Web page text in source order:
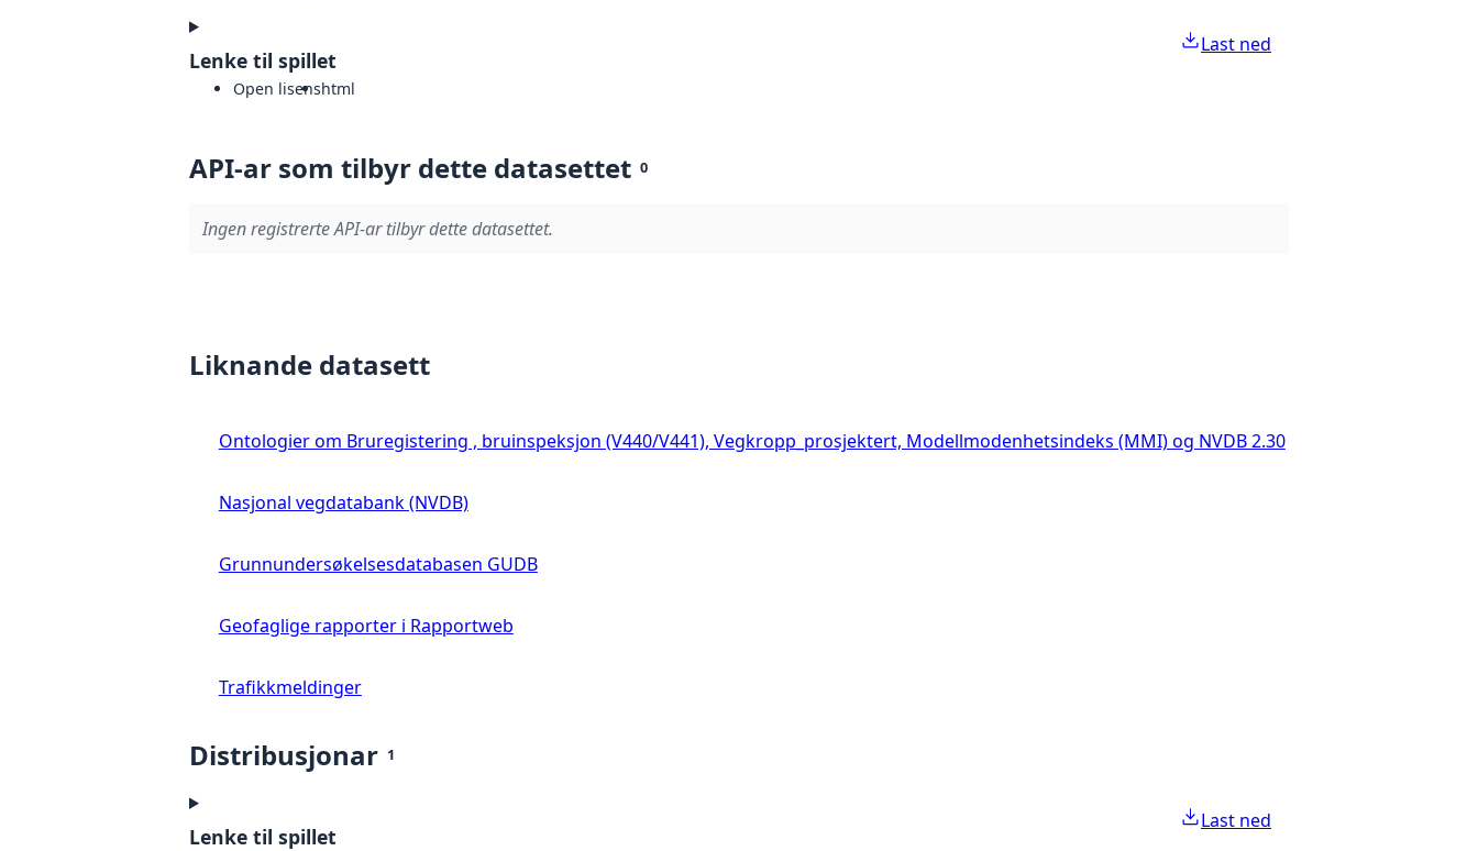
Lenke til spillet
Open lisenshtml
Last ned
API-ar som tilbyr dette datasettet 0
Ingen registrerte API-ar tilbyr dette datasettet.
Liknande datasett
Ontologier om Bruregistering , bruinspeksjon (V440/V441), Vegkropp_prosjektert, Modellmodenhetsindeks (MMI) og NVDB 2.30
Nasjonal vegdatabank (NVDB)
Grunnundersøkelsesdatabasen GUDB
Geofaglige rapporter i Rapportweb
Trafikkmeldinger
Distribusjonar 1
Lenke til spillet
Last ned